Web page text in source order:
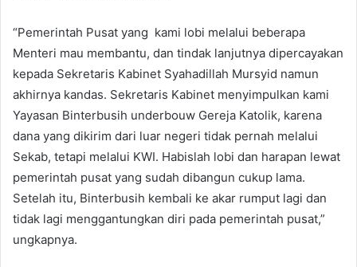
“Pemerintah Pusat yang kami lobi melalui beberapa
Menteri mau membantu, dan tindak lanjutnya dipercayakan
kepada Sekretaris Kabinet Syahadillah Mursyid namun
akhirnya kandas. Sekretaris Kabinet menyimpulkan kami
Yayasan Binterbusih underbouw Gereja Katolik, karena
dana yang dikirim dari luar negeri tidak pernah melalui
Sekab, tetapi melalui KWI. Habislah lobi dan harapan lewat
pemerintah pusat yang sudah dibangun cukup lama.
Setelah itu, Binterbusih kembali ke akar rumput lagi dan
tidak lagi menggantungkan diri pada pemerintah pusat,”
ungkapnya.